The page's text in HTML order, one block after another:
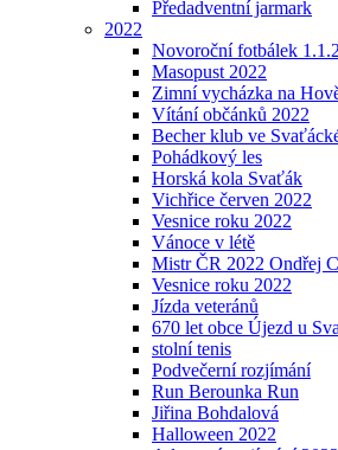
Předadventní jarmark
2022
Novoroční fotbálek
Masopust 2022
Zimní vycházka na
Vítání občánků 2022
Becher klub ve
Pohádkový les
Horská kola Svaťák
Vichřice červen 2022
Vesnice roku 2022
Vánoce v létě
Mistr ČR 2022 Ondřej
Vesnice roku 2022
Jízda veteránů
670 let obce Újezd u
stolní tenis
Podvečerní rozjímání
Run Berounka Run
Jiřina Bohdalová
Halloween 2022